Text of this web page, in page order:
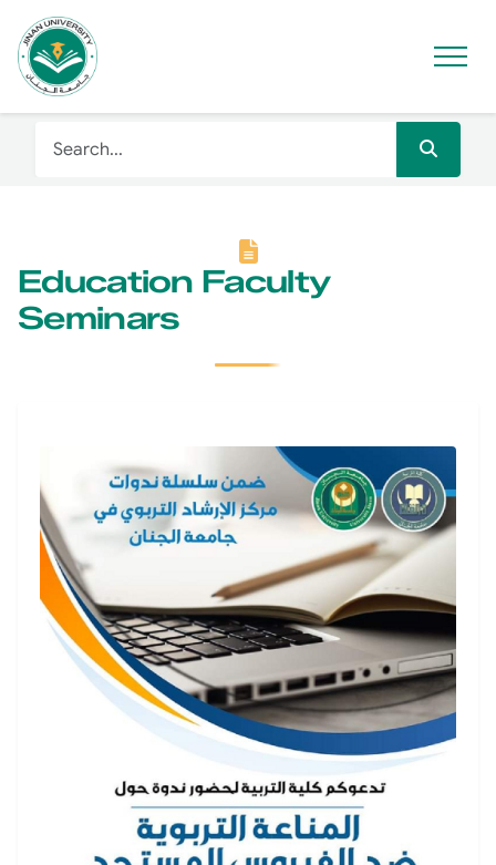
Education Faculty
Seminars